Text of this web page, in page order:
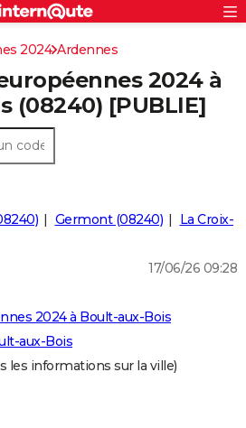
S'inscrire
Connexion
2024 Ardennes
2024 à
(08240) [PUBLIE]
Germont (08240)
La Croix-
17/06/26 09:28
2024 à Boult-aux-Bois
aux-Bois
les informations sur la ville)